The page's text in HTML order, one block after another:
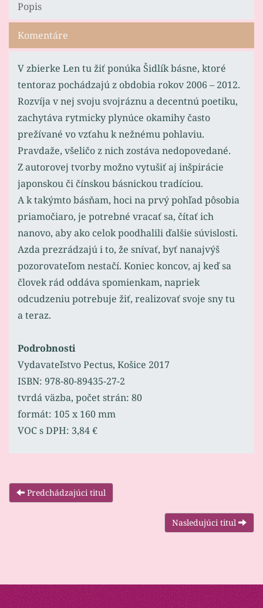
Popis
Komentáre
V zbierke Len tu žiť ponúka Šidlík básne, ktoré
tentoraz pochádzajú z obdobia rokov 2006 – 2012.
Rozvíja v nej svoju svojráznu a decentnú poetiku,
zachytáva rytmicky plynúce okamihy často
prežívané vo vzťahu k nežnému pohlaviu.
Pravdaže, všeličo z nich zostáva nedopovedané.
Z autorovej tvorby možno vytušiť aj inšpirácie
japonskou či čínskou básnickou tradíciou.
A k takýmto básňam, hoci na prvý pohľad pôsobia
priamočiaro, je potrebné vracať sa, čítať ich
nanovo, aby ako celok poodhalili ďalšie súvislosti.
Azda prezrádzajú i to, že snívať, byť nanajvýš
pozorovateľom nestačí. Koniec koncov, aj keď sa
človek rád oddáva spomienkam, napriek
odcudzeniu potrebuje žiť, realizovať svoje sny tu
a teraz.
Podrobnosti
Vydavateľstvo Pectus, Košice 2017
ISBN: 978-80-89435-27-2
tvrdá väzba, počet strán: 80
formát: 105 x 160 mm
VOC s DPH: 3,84 €
Predchádzajúci titul
Nasledujúci titul